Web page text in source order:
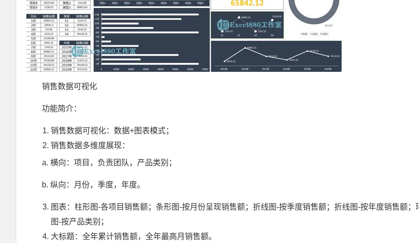
销售数据可视化
功能简介：
销售数据可视化：数据+图表模式；
销售数据多维度展现：
a. 横向：项目，负责团队，产品类别；
b. 纵向：月份，季度，年度。
图表：柱形图-各项目销售额；条形图-按月份呈现销售额；折线图-按季度销售额；折线图-按年度销售额；
图-按产品类别；
大标题：全年累计销售额，全年最高月销售额。